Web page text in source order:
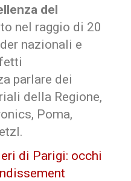
del
nel raggio di 20
nazionali e
parlare dei
della Regione,
Poma,
di Parigi: occhi